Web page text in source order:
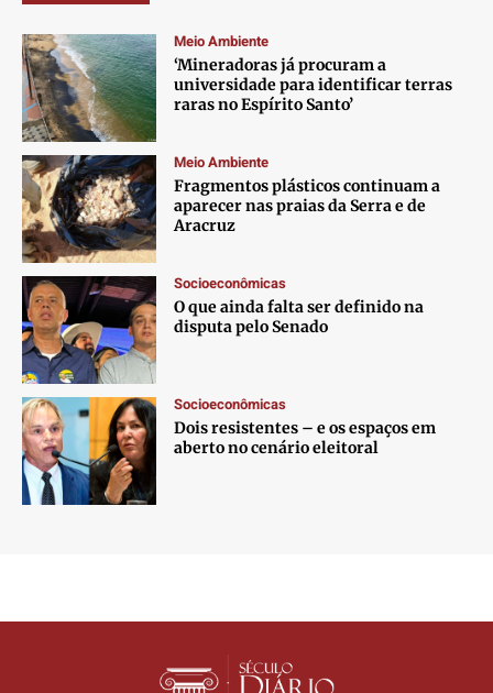
Meio Ambiente
‘Mineradoras já procuram a
universidade para identificar terras
raras no Espírito Santo’
Meio Ambiente
Fragmentos plásticos continuam a
aparecer nas praias da Serra e de
Aracruz
Socioeconômicas
O que ainda falta ser definido na
disputa pelo Senado
Socioeconômicas
Dois resistentes – e os espaços em
aberto no cenário eleitoral